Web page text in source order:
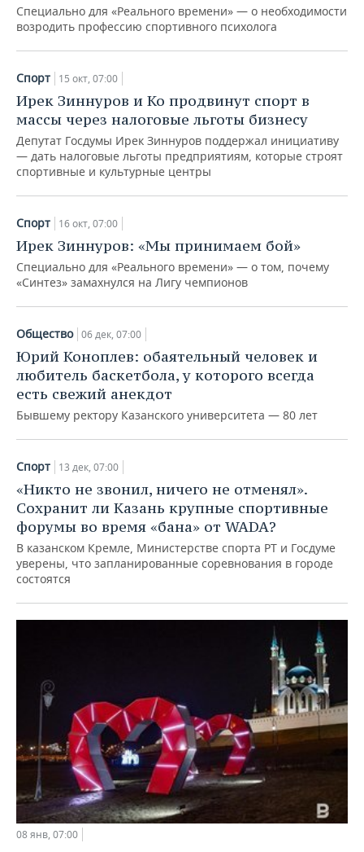
Специально для «Реального времени» — о необходимости
возродить профессию спортивного психолога
Спорт 15 окт, 07:00
Ирек Зиннуров и Ко продвинут спорт в
массы через налоговые льготы бизнесу
Депутат Госдумы Ирек Зиннуров поддержал инициативу
— дать налоговые льготы предприятиям, которые строят
спортивные и культурные центры
Спорт 16 окт, 07:00
Ирек Зиннуров: «Мы принимаем бой»
Специально для «Реального времени» — о том, почему
«Синтез» замахнулся на Лигу чемпионов
Общество 06 дек, 07:00
Юрий Коноплев: обаятельный человек и
любитель баскетбола, у которого всегда
есть свежий анекдот
Бывшему ректору Казанского университета — 80 лет
Спорт 13 дек, 07:00
«Никто не звонил, ничего не отменял».
Сохранит ли Казань крупные спортивные
форумы во время «бана» от WADA?
В казанском Кремле, Министерстве спорта РТ и Госдуме
уверены, что запланированные соревнования в городе
состоятся
08 янв, 07:00